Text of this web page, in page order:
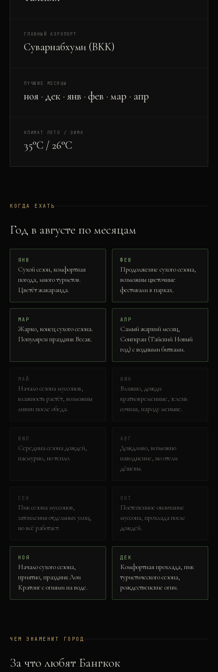
ГЛАВНЫЙ АЭРОПОРТ
Суварнабхуми (BKK)
ЛУЧШИЕ МЕСЯЦЫ
ноя · дек · янв · фев · мар · апр
КЛИМАТ ЛЕТО / ЗИМА
35°C / 26°C
КОГДА ЕХАТЬ
Год в августе по месяцам
ЯНВ
Сухой сезон, комфортная
погода, много туристов.
Цветёт жакаранда.
ФЕВ
Продолжение сухого сезона,
возможны цветочные
фестивали в парках.
МАР
Жарко, конец сухого сезона.
Популярен праздник Весак.
АПР
Самый жаркий месяц,
Сонгкран (Тайский Новый
год) с водными битвами.
МАЙ
Начало сезона муссонов,
влажность растёт, возможны
ливни после обеда.
ИЮН
Влажно, дожди
кратковременные, зелень
сочная, народу меньше.
ИЮЛ
Середина сезона дождей,
пасмурно, но тепло.
АВГ
Дождливо, возможно
наводнение, но отели
дёшевы.
СЕН
Пик сезона муссонов,
затопления отдельных улиц,
но всё работает.
ОКТ
Постепенное окончание
муссона, прохлада после
дождей.
НОЯ
Начало сухого сезона,
приятно, праздник Лои
Кратонг с огнями на воде.
ДЕК
Комфортная прохлада, пик
туристического сезона,
рождественские огни.
ЧЕМ ЗНАМЕНИТ ГОРОД
За что любят Бангкок